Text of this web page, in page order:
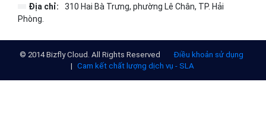
Chi nhánh TP.Hải Phòng:
© 2014 Bizfly Cloud. All Rights Reserved
Điều khoản sử dụng